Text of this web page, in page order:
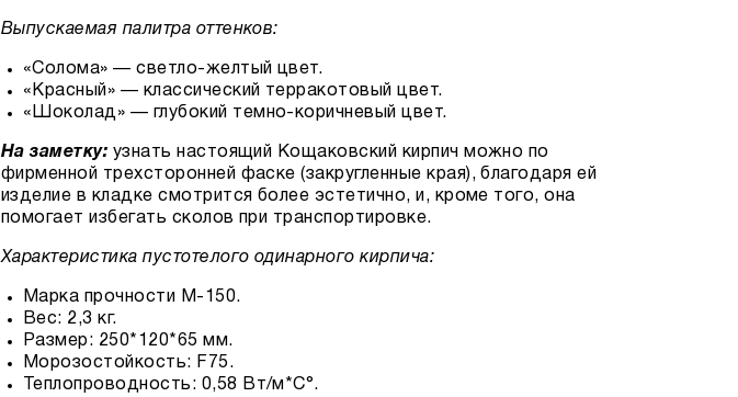
Выпускаемая палитра оттенков:
«Солома» — светло-желтый цвет.
«Красный» — классический терракотовый цвет.
«Шоколад» — глубокий темно-коричневый цвет.
На заметку: узнать настоящий Кощаковский кирпич можно по
фирменной трехсторонней фаске (закругленные края), благодаря ей
изделие в кладке смотрится более эстетично, и, кроме того, она
помогает избегать сколов при транспортировке.
Характеристика пустотелого одинарного кирпича:
Марка прочности М-150.
Вес: 2,3 кг.
Размер: 250*120*65 мм.
Морозостойкость: F75.
Теплопроводность: 0,58 Вт/м*С°.